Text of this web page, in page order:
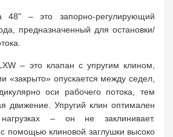
48" – это запорно-регулирующий
предназначенный для остановки/
– это клапан с упругим клином,
«закрыто» опускается между седел,
оси рабочего потока, тем
движение. Упругий клин оптимален
– он не заклинивает.
помощью клиновой заглушки высоко